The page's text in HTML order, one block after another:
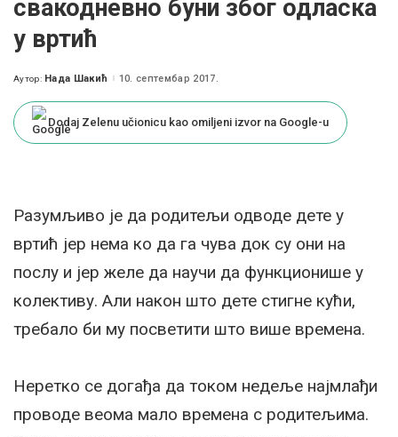
свакодневно буни због одласка
у вртић
Posted
Аутор: Нада Шакић 10. септембар 2017.
Dodaj Zelenu učionicu kao omiljeni izvor na Google-u
Разумљиво је да родитељи одводе дете у
вртић јер нема ко да га чува док су они на
послу и јер желе да научи да функционише у
колективу. Али након што дете стигне кући,
требало би му посветити што више времена.
Неретко се догађа да током недеље најмлађи
проводе веома мало времена с родитељима.